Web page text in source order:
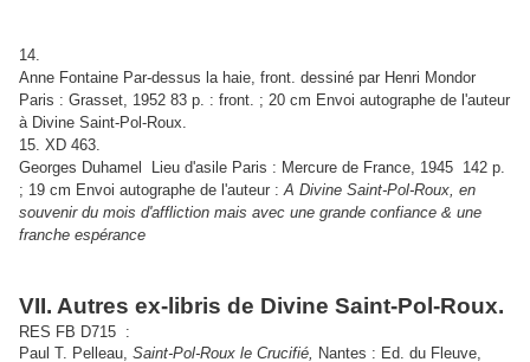
14.
Anne Fontaine Par-dessus la haie, front. dessiné par Henri Mondor
Paris : Grasset, 1952 83 p. : front. ; 20 cm Envoi autographe de l'auteur
à Divine Saint-Pol-Roux.
15. XD 463.
Georges Duhamel Lieu d'asile Paris : Mercure de France, 1945 142 p.
; 19 cm Envoi autographe de l'auteur :A Divine Saint-Pol-Roux, en
souvenir du mois d'affliction mais avec une grande confiance & une
franche espérance
VII. Autres ex-libris de Divine Saint-Pol-Roux.
RES FB D715 :
Paul T. Pelleau, Saint-Pol-Roux le Crucifié, Nantes : Ed. du Fleuve,